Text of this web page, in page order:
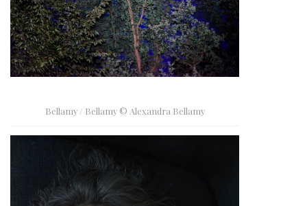
Bellamy / Bellamy © Alexandra Bellamy